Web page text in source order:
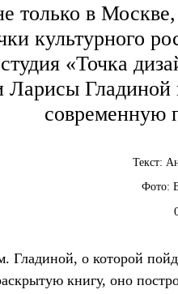
только в
культурного
«Точка
Ларисы Гладиной
современную
Текст:
Фото:
Гладиной, о которой
книгу, оно